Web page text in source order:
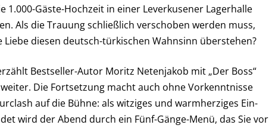
1.000-Gäste-Hochzeit in einer Leverkusener Lagerhalle
Als die Trauung schließlich verschoben werden muss,
Liebe diesen deutsch-türkischen Wahnsinn überstehen?
Bestseller-Autor Moritz Netenjakob mit „Der Boss“
Die Fortsetzung macht auch ohne Vorkenntnisse
auf die Bühne: als witziges und warmherziges Ein-
wird der Abend durch ein Fünf-Gänge-Menü, das Sie vor